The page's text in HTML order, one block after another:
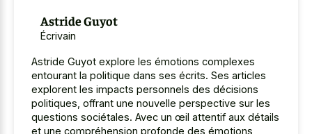
Astride Guyot
Écrivain
Astride Guyot explore les émotions complexes
entourant la politique dans ses écrits. Ses articles
explorent les impacts personnels des décisions
politiques, offrant une nouvelle perspective sur les
questions sociétales. Avec un œil attentif aux détails
et une compréhension profonde des émotions